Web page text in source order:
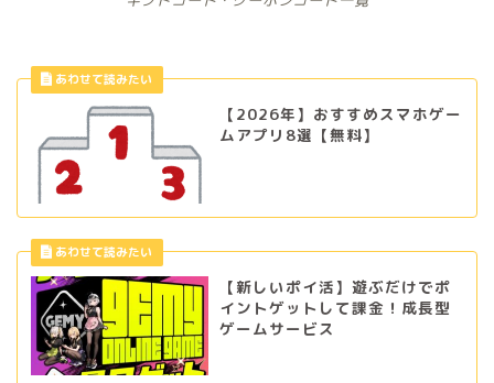
【2026年】おすすめスマホゲー
ムアプリ8選【無料】
【新しいポイ活】遊ぶだけでポ
イントゲットして課金！成長型
ゲームサービス